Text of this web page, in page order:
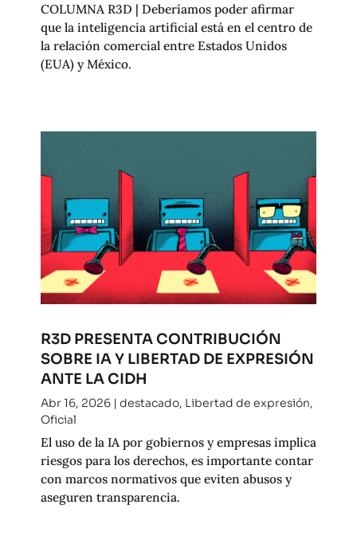
COLUMNA R3D | Deberíamos poder afirmar
que la inteligencia artificial está en el centro de
la relación comercial entre Estados Unidos
(EUA) y México.
R3D PRESENTA CONTRIBUCIÓN
SOBRE IA Y LIBERTAD DE EXPRESIÓN
ANTE LA CIDH
Abr 16, 2026| destacado, Libertad de expresión,
Oficial
El uso de la IA por gobiernos y empresas implica
riesgos para los derechos, es importante contar
con marcos normativos que eviten abusos y
aseguren transparencia.